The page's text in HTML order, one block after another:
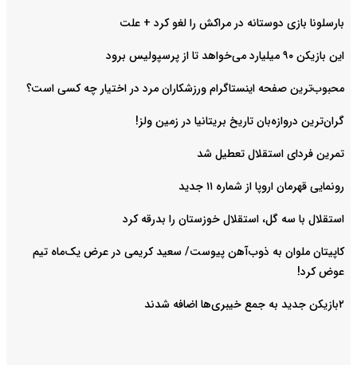
بارسلونا بازی دوستانه در مراکش را لغو کرد + علت
این بازیکن ۹۰ میلیارد می‌خواهد تا از پرسپولیس برود
محبوب‌ترین صفحه اینستاگرام ورزشکاران مرد در اختیار چه کسی است؟
گران‌ترین دروازه‌بان تاریخ بریتانیا در زمین ولز!
تمرین فردای استقلال تعطیل شد
رونمایی قهرمان اروپا از شماره ۱۱ جدید
استقلال با سه گل، استقلال خوزستان را بدرقه کرد
کاپیتان ملوان به ذوب‌آهن پیوست/ سعید کریمی در عرض یک‌ماه تیم
عوض کرد!
۲بازیکن جدید به جمع خیبری‌ها اضافه شدند